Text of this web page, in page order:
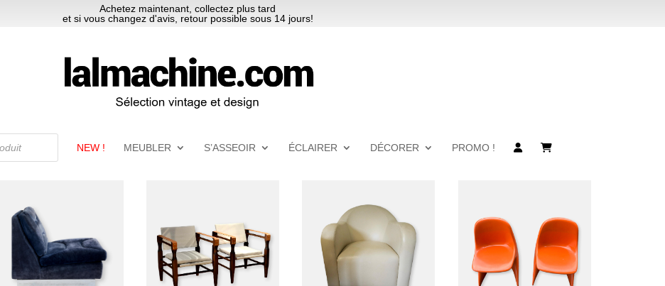
Achetez maintenant, collectez plus tard
et si vous changez d'avis, retour possible sous 14 jours!
NEW ! MEUBLER S’ASSEOIR ÉCLAIRER DÉCORER PROMO !